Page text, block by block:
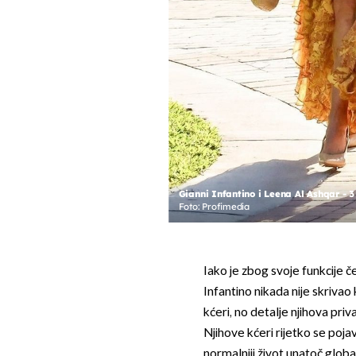
Gianni Infantino i Leena Al Ashqar - 3
Foto: Profimedia
Iako je zbog svoje funkcije
Infantino nikada nije skrivao
kćeri, no detalje njihova
Njihove kćeri rijetko se